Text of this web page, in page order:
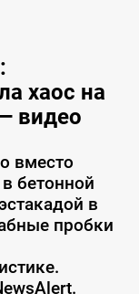
хаос на
видео
вместо
бетонной
в
пробки